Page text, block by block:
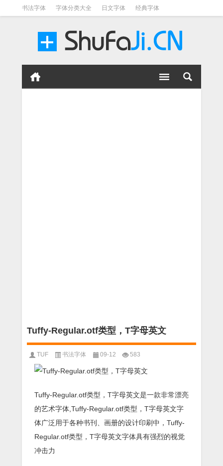
书法字体 字体分类大全 日文字体 经典字体
Tuffy-Regular.otf类型，T字母英文
TUF 书法字体 09-12 583
Tuffy-Regular.otf类型，T字母英文是一款非常漂亮
的艺术字体,Tuffy-Regular.otf类型，T字母英文字
体广泛用于各种书刊、画册的设计印刷中，Tuffy-
Regular.otf类型，T字母英文字体具有强烈的视觉
冲击力